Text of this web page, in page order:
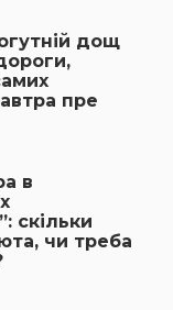
дощ
пре
в
скільки
чи треба